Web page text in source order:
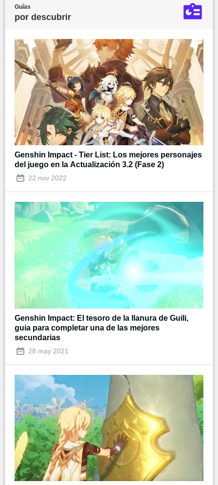
Guías
por descubrir
Genshin Impact - Tier List: Los mejores personajes
del juego en la Actualización 3.2 (Fase 2)
22 nov 2022
Genshin Impact: El tesoro de la llanura de Guili,
guia para completar una de las mejores
secundarias
28 may 2021